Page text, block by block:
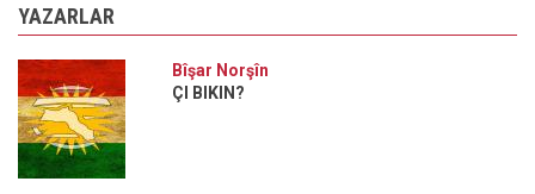
YAZARLAR
Bîşar Norşîn
ÇI BIKIN?